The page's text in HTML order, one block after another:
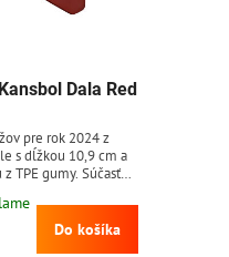
Dala Red
pre rok 2024 z
s dĺžkou 10,9 cm a
TPE gumy. Súčasťou
Do košíka